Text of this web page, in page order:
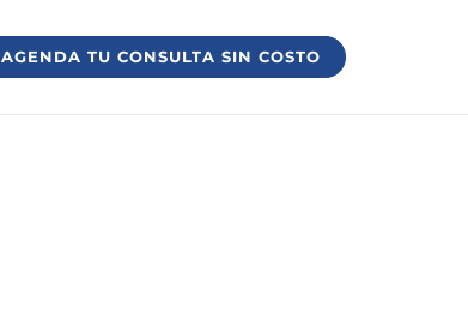
AGENDA TU CONSULTA SIN COSTO